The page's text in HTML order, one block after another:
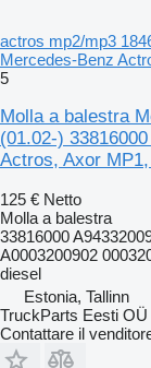
actros mp2/mp3
Mercedes-Benz
5
Molla a balestra
(01.02-)
Actros, Axor
125 € Netto
Molla a balestra
33816000
A0003200902
diesel
Estonia, Tallinn
TruckParts Eesti OÜ
Contattare il